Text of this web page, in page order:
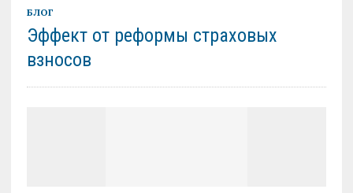
БЛОГ
Эффект от реформы страховых
взносов